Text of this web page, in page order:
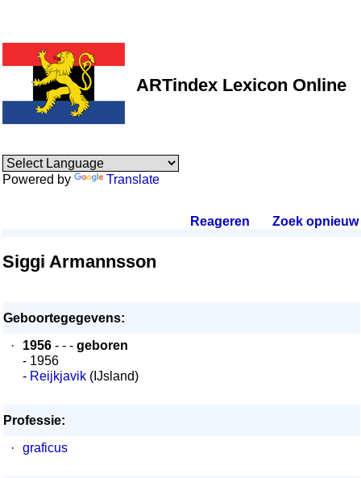
ARTindex Lexicon Online
Powered by Translate
Reageren Zoek opnieuw.
Siggi Armannsson
Geboortegegevens:
·
1956 - - - geboren
- 1956
- Reijkjavik (IJsland)
Professie:
·
graficus